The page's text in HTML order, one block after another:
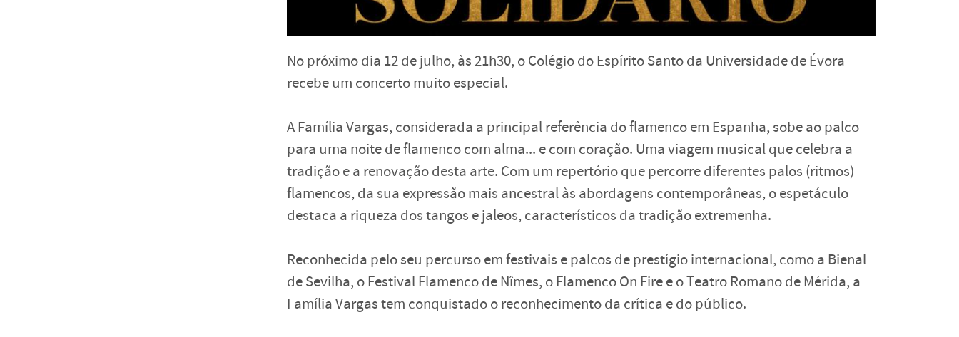
No próximo dia 12 de julho, às 21h30, o Colégio do Espírito Santo da Universidade de Évora
recebe um concerto muito especial.
A Família Vargas, considerada a principal referência do flamenco em Espanha, sobe ao palco
para uma noite de flamenco com alma... e com coração. Uma viagem musical que celebra a
tradição e a renovação desta arte. Com um repertório que percorre diferentes palos (ritmos)
flamencos, da sua expressão mais ancestral às abordagens contemporâneas, o espetáculo
destaca a riqueza dos tangos e jaleos, característicos da tradição extremenha.
Reconhecida pelo seu percurso em festivais e palcos de prestígio internacional, como a Bienal
de Sevilha, o Festival Flamenco de Nîmes, o Flamenco On Fire e o Teatro Romano de Mérida, a
Família Vargas tem conquistado o reconhecimento da crítica e do público.